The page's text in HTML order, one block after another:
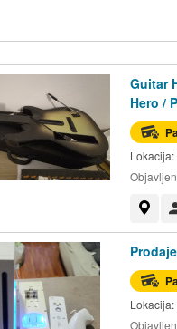
Guitar
Hero /
Lokacija:
Lokacija: